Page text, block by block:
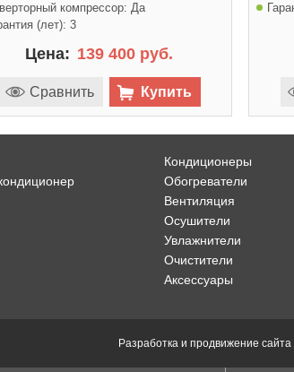
компрессор: Да
(лет): 3
Цена: 139 400 руб.
Сравнить Купить
Кондиционеры
Обогреватели
Вентиляция
Осушители
Увлажнители
Очистители
Аксессуары
Разработка и продвижение сайта